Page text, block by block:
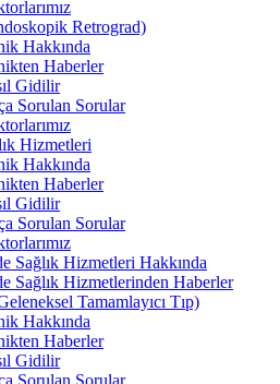
Retrograd)
Hakkında
Haberler
Gidilir
Sorulan Sorular
Hizmetleri
Hakkında
Haberler
Gidilir
Sorulan Sorular
Sağlık Hizmetleri Hakkında
Sağlık Hizmetlerinden Haberler
Tamamlayıcı Tıp)
Hakkında
Haberler
Gidilir
Sorulan Sorular